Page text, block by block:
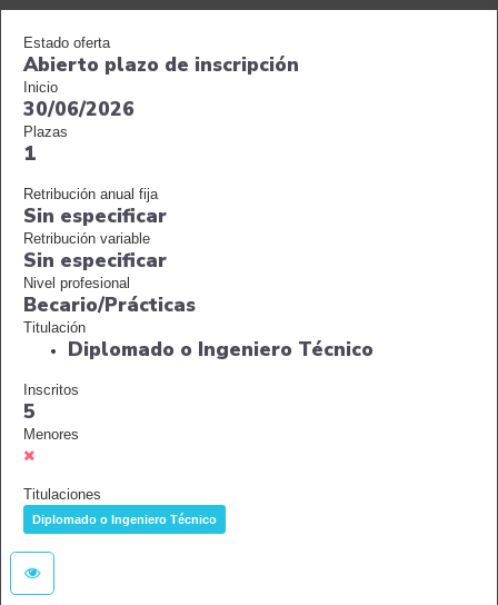
Estado oferta
Abierto plazo de inscripción
Inicio
30/06/2026
Plazas
1
Retribución anual fija
Sin especificar
Retribución variable
Sin especificar
Nivel profesional
Becario/Prácticas
Titulación
Diplomado o Ingeniero Técnico
Inscritos
5
Menores
Titulaciones
Diplomado o Ingeniero Técnico